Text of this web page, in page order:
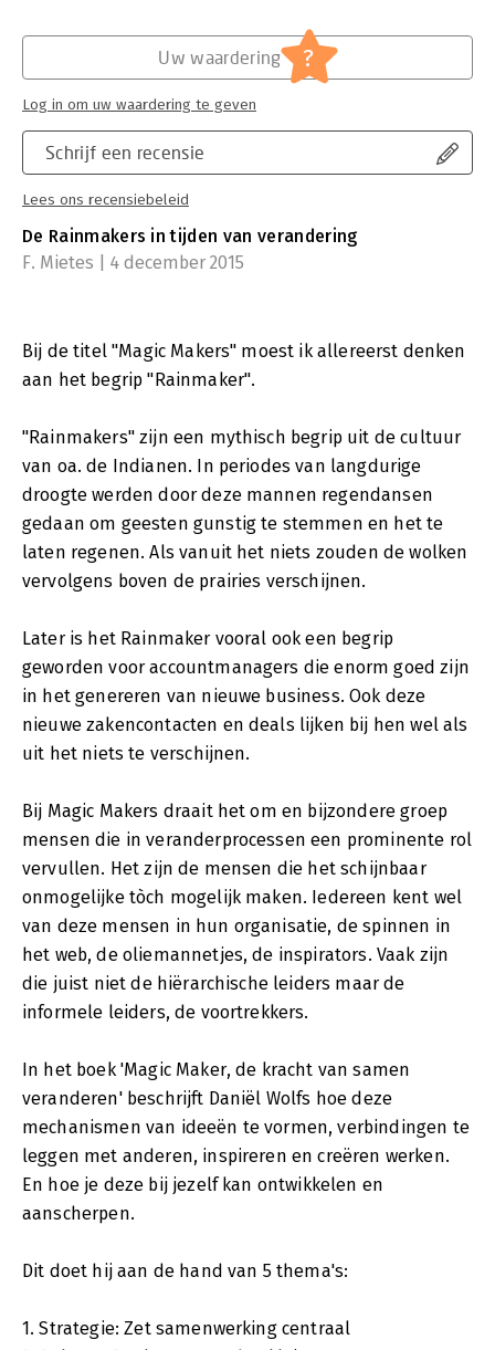
Schrijf een recensie
Lees ons recensiebeleid
Uw waardering ?
Log in om uw waardering te geven
De Rainmakers in tijden van verandering
F. Mietes | 4 december 2015
Bij de titel "Magic Makers" moest ik allereerst denken
aan het begrip "Rainmaker".
"Rainmakers" zijn een mythisch begrip uit de cultuur
van oa. de Indianen. In periodes van langdurige
droogte werden door deze mannen regendansen
gedaan om geesten gunstig te stemmen en het te
laten regenen. Als vanuit het niets zouden de wolken
vervolgens boven de prairies verschijnen.
Later is het Rainmaker vooral ook een begrip
geworden voor accountmanagers die enorm goed zijn
in het genereren van nieuwe business. Ook deze
nieuwe zakencontacten en deals lijken bij hen wel als
uit het niets te verschijnen.
Bij Magic Makers draait het om en bijzondere groep
mensen die in veranderprocessen een prominente rol
vervullen. Het zijn de mensen die het schijnbaar
onmogelijke tòch mogelijk maken. Iedereen kent wel
van deze mensen in hun organisatie, de spinnen in
het web, de oliemannetjes, de inspirators. Vaak zijn
die juist niet de hiërarchische leiders maar de
informele leiders, de voortrekkers.
In het boek 'Magic Maker, de kracht van samen
veranderen' beschrijft Daniël Wolfs hoe deze
mechanismen van ideeën te vormen, verbindingen te
leggen met anderen, inspireren en creëren werken.
En hoe je deze bij jezelf kan ontwikkelen en
aanscherpen.
Dit doet hij aan de hand van 5 thema's:
1. Strategie: Zet samenwerking centraal